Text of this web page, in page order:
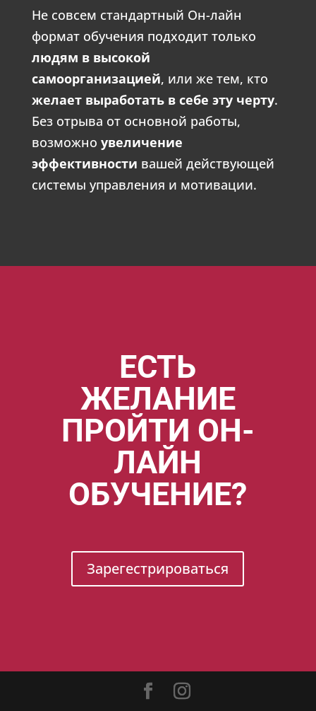
Не совсем стандартный Он-лайн
формат обучения подходит только
людям в высокой
самоорганизацией, или же тем, кто
желает выработать в себе эту черту.
Без отрыва от основной работы,
возможно увеличение
эффективности вашей действующей
системы управления и мотивации.
ЕСТЬ
ЖЕЛАНИЕ
ПРОЙТИ ОН-
ЛАЙН
ОБУЧЕНИЕ?
Зарегестрироваться